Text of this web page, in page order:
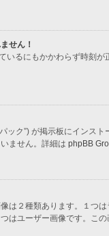
せん！
いるにもかかわらず時刻
ック”) が掲示板にインス
ません。詳細は phpBB
は２種類あります。１つ
はユーザー画像です。こ